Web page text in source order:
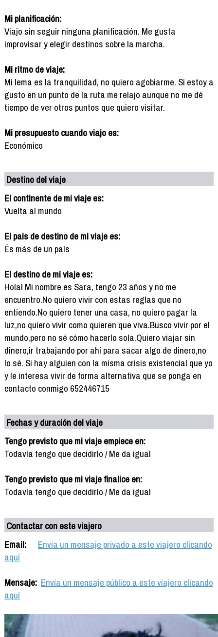
Mi planificación:
Viajo sin seguir ninguna planificación. Me gusta
improvisar y elegir destinos sobre la marcha.
Mi ritmo de viaje:
Mi lema es la tranquilidad, no quiero agobiarme. Si estoy a
gusto en un punto de la ruta me relajo aunque no me dé
tiempo de ver otros puntos que quiero visitar.
Mi presupuesto cuando viajo es:
Económico
Destino del viaje
El continente de mi viaje es:
Vuelta al mundo
El pais de destino de mi viaje es:
És más de un país
El destino de mi viaje es:
Hola! Mi nombre es Sara, tengo 23 años y no me
encuentro.No quiero vivir con estas reglas que no
entiendo.No quiero tener una casa, no quiero pagar la
luz,no quiero vivir como quieren que viva.Busco vivir por el
mundo,pero no sé cómo hacerlo sola.Quiero viajar sin
dinero,ir trabajando por ahí para sacar algo de dinero,no
lo sé. Si hay alguien con la misma crisis existencial que yo
y le interesa vivir de forma alternativa que se ponga en
contacto conmigo 652446715
Fechas y duración del viaje
Tengo previsto que mi viaje empiece en:
Todavía tengo que decidirlo / Me da igual
Tengo previsto que mi viaje finalice en:
Todavía tengo que decidirlo / Me da igual
Contactar con este viajero
Email:
Envía un mensaje privado a este viajero clicando
aquí
Mensaje: Envía un mensaje público a este viajero clicando
aquí